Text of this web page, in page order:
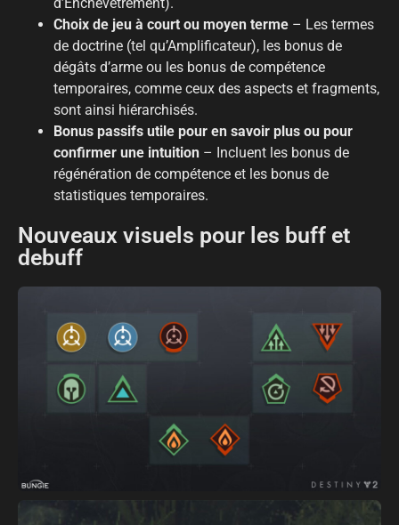
Choix de jeu à court ou moyen terme – Les termes
de doctrine (tel qu’Amplificateur), les bonus de
dégâts d’arme ou les bonus de compétence
temporaires, comme ceux des aspects et fragments,
sont ainsi hiérarchisés.
Bonus passifs utile pour en savoir plus ou pour
confirmer une intuition – Incluent les bonus de
régénération de compétence et les bonus de
statistiques temporaires.
Nouveaux visuels pour les buff et
debuff